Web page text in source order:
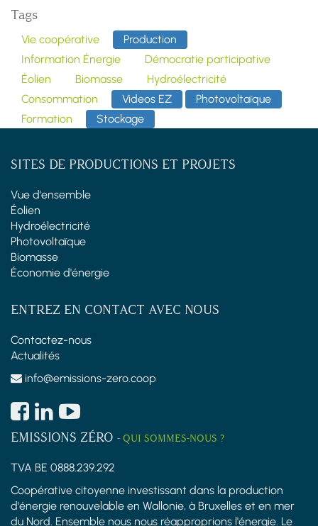
Tags
Vie coopérative
Production
Information Énergie
Démocratie participative
Éolien
Biomasse
Hydroélectricité
Consommation
Videos EZ
Photovoltaïque
Formation
Stockage
SITES DE PRODUCTIONS ET PROJETS
Vue d'ensemble
Éolien
Hydroélectricité
Photovoltaïque
Biomasse
Économie d'énergie
ENTREZ EN CONTACT AVEC NOUS
Contactez-nous
Actualités
info@emissions-zero.coop
EMISSIONS ZÉRO - QUI SOMMES-NOUS ?
TVA BE 0888.239.292
Coopérative citoyenne investissant dans la production
d'énergie renouvelable en Wallonie, à Bruxelles et en mer
du Nord. Ensemble nous nous réapproprions l'énergie. Le